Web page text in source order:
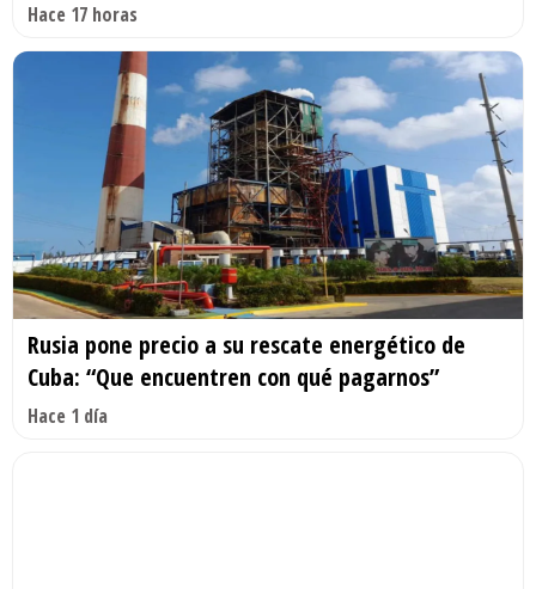
Hace 17 horas
Rusia pone precio a su rescate energético de
Cuba: “Que encuentren con qué pagarnos”
Hace 1 día